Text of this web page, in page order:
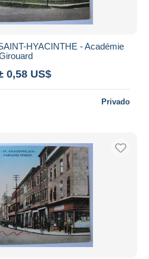
HYACINTHE - Académie
0,58 US$
Privado